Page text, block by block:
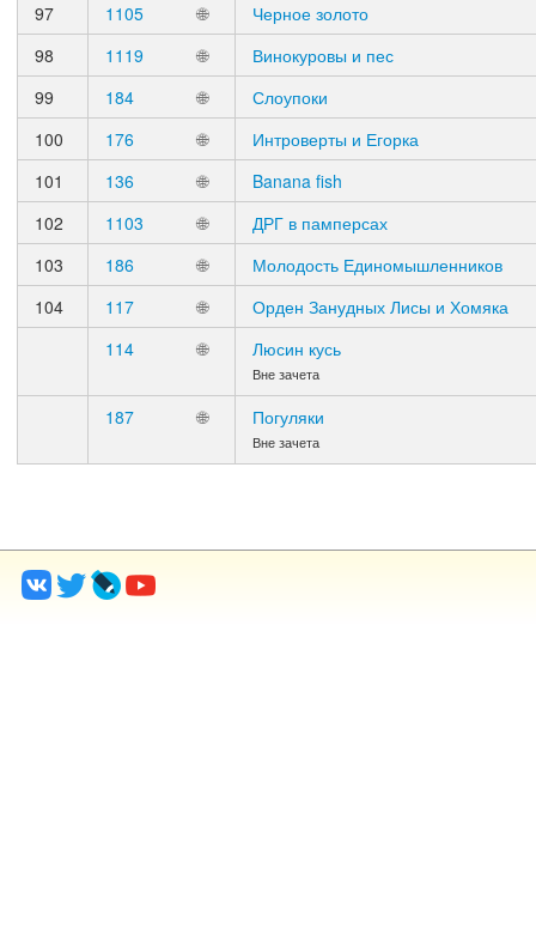
97
1105 🌐
Черное золото
98
1119 🌐
Винокуровы и пес
99
184 🌐
Слоупоки
100
176 🌐
Интроверты и Егорка
101
136 🌐
Banana fish
102
1103 🌐
ДРГ в памперсах
103
186 🌐
Молодость Единомышленников
104
117 🌐
Орден Занудных Лисы и Хомяка
114
🌐 Люсин кусь
Вне зачета
187 🌐 Погуляки
Вне зачета